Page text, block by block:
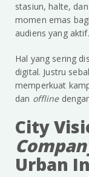
stasiun, halte,
momen emas
audiens yang aktif.
Hal yang sering
digital. Justru
memperkuat
dan offline
City
Urban